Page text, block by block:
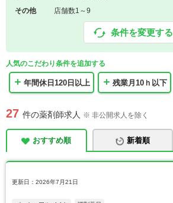
その他
店舗数1～9
条件を変更する
人気のこだわり条件を追加する
年間休日120日以上 残業月10ｈ以下
27 件の薬剤師求人 ※ 非公開求人を除く
おすすめ順 新着順
更新日：2026年7月21日